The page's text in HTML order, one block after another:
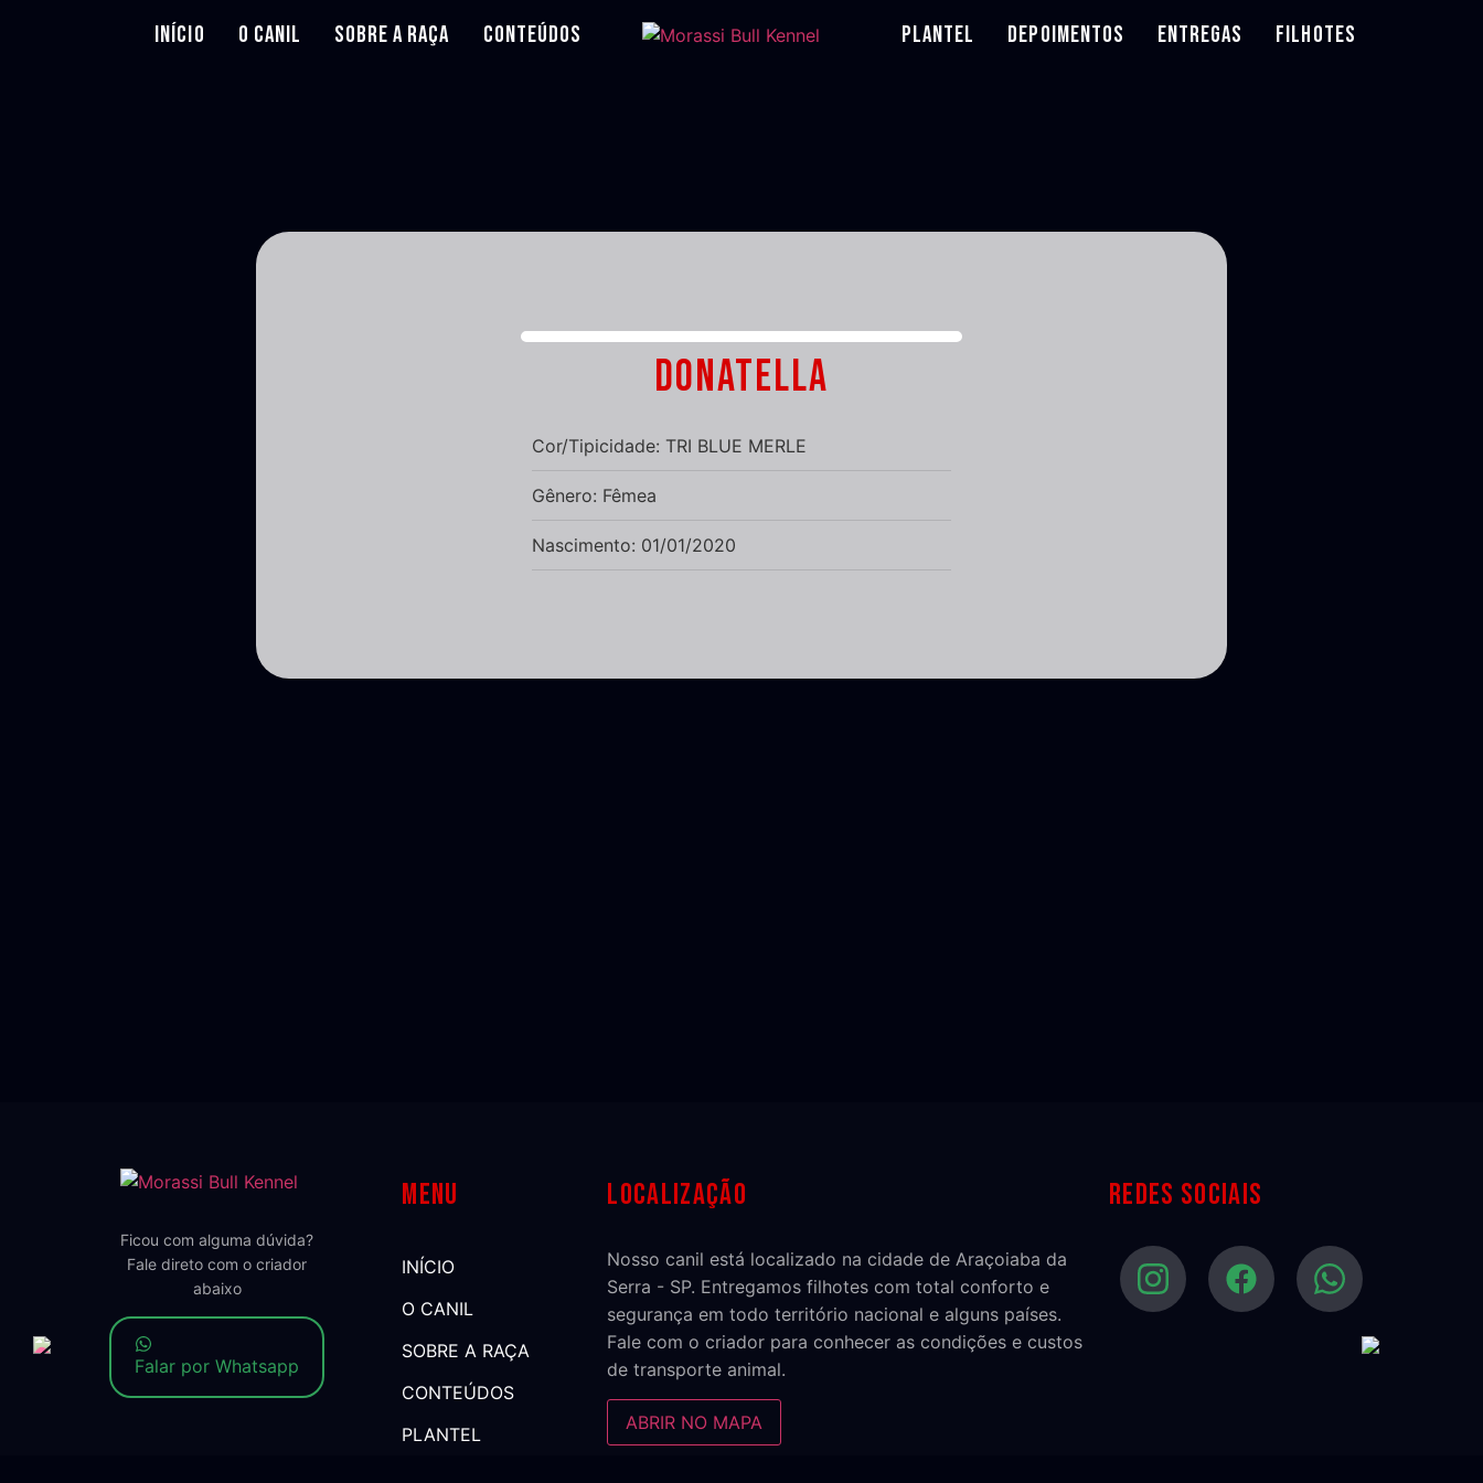
INÍCIO O CANIL SOBRE A RAÇA CONTEÚDOS PLANTEL DEPOIMENTOS ENTREGAS FILHOTES
DONATELLA
Cor/Tipicidade: TRI BLUE MERLE
Gênero: Fêmea
Nascimento: 01/01/2020
Ficou com alguma dúvida?
Fale direto com o criador
abaixo
Falar por Whatsapp
Menu
INÍCIO
O CANIL
SOBRE A RAÇA
CONTEÚDOS
PLANTEL
Localização
Nosso canil está localizado na cidade de Araçoiaba da
Serra - SP. Entregamos filhotes com total conforto e
segurança em todo território nacional e alguns países.
Fale com o criador para conhecer as condições e custos
de transporte animal.
ABRIR NO MAPA
Redes sociais